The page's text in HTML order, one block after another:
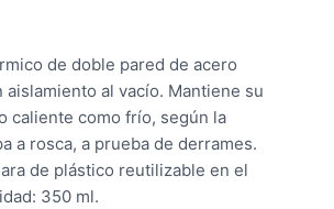
de doble pared de acero
aislamiento al vacío. Mantiene su
caliente como frío, según la
a rosca, a prueba de derrames.
de plástico reutilizable en el
350 ml.